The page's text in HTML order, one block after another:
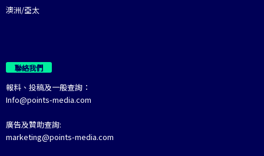
澳洲/亞太
聯絡我們
報料、投稿及一般查詢：
Info@points-media.com
廣告及贊助查詢:
marketing@points-media.com